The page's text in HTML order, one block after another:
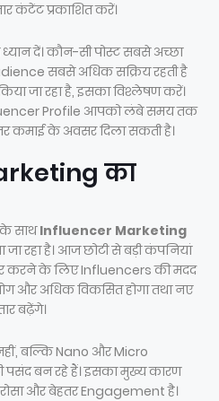
कंटेंट प्रकाशित करें।
दें। कौन-सी पोस्ट सबसे अच्छा
सबसे अधिक सक्रिय रहती है
जा रहा है, इसका विश्लेषण करें।
Profile आपको लंबे समय तक
कमाई के अवसर दिला सकती है।
का
साथInfluencer Marketing
जा रहा है। आज छोटी से बड़ी कंपनियां
करने के लिए Influencers की मदद
और अधिक विकसित होगा तथा नए
बढ़ेंगे।
बल्कि Nano और Micro
पसंद बन रहे हैं। इसका मुख्य कारण
और बेहतर Engagement है।